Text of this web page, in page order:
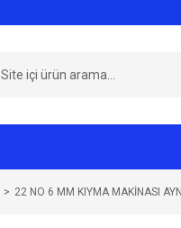
22 NO 6 MM KIYMA MAKİNASI